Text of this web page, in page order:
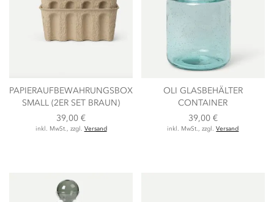
PAPIERAUFBEWAHRUNGSBOX
SMALL (2ER SET BRAUN)
39,00 €
inkl. MwSt., zzgl. Versand
OLI GLASBEHÄLTER
CONTAINER
39,00 €
inkl. MwSt., zzgl.Versand